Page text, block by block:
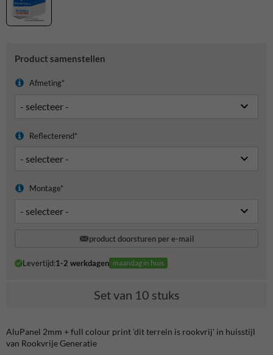
Product samenstellen
Afmeting*
Reflecterend*
Montage*
product doorsturen per e-mail
Levertijd:1-2 werkdagen maandag in huis
Set van 10 stuks
AluPanel 2mm + full colour print 'dit terrein is rookvrij' in huisstijl
van Rookvrije Generatie